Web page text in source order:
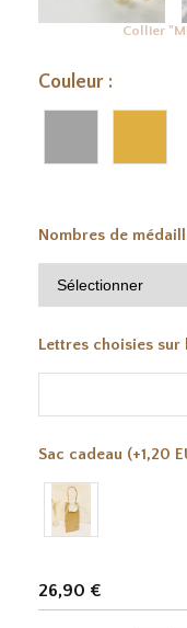
Collier
Couleur :
Nombres de
Lettres choisies sur
Sac cadeau (+1,20
26,90 €